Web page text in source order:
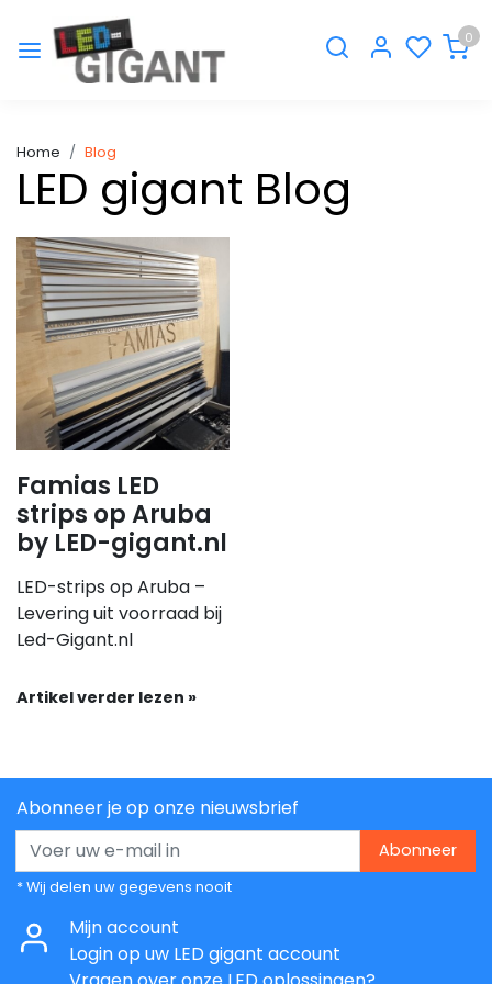
0
Home Blog
LED gigant Blog
Famias LED
strips op Aruba
by LED-gigant.nl
LED-strips op Aruba –
Levering uit voorraad bij
Led-Gigant.nl
Artikel verder lezen »
Abonneer je op onze nieuwsbrief
Abonneer
* Wij delen uw gegevens nooit
Mijn account
Login op uw LED gigant account